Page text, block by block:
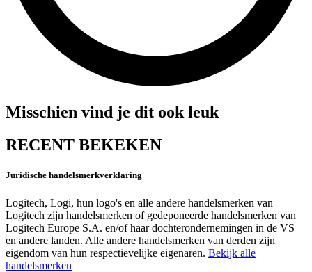
Misschien vind je dit ook leuk
RECENT BEKEKEN
Juridische handelsmerkverklaring
Logitech, Logi, hun logo's en alle andere handelsmerken van
Logitech zijn handelsmerken of gedeponeerde handelsmerken van
Logitech Europe S.A. en/of haar dochterondernemingen in de VS
en andere landen. Alle andere handelsmerken van derden zijn
eigendom van hun respectievelijke eigenaren. Bekijk alle
handelsmerken